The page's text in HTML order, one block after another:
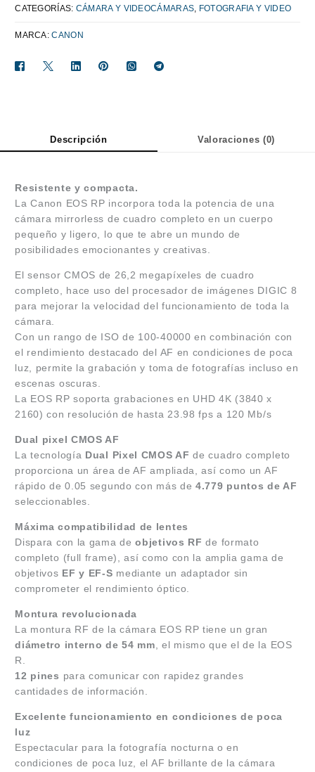
CATEGORÍAS: CÁMARA Y VIDEOCÁMARAS FOTOGRAFIA Y VIDEO
MARCA:CANON
Descripción Valoraciones (0)
Resistente y compacta.
La Canon EOS RP incorpora toda la potencia de una
cámara mirrorless de cuadro completo en un cuerpo
pequeño y ligero, lo que te abre un mundo de
posibilidades emocionantes y creativas.
El sensor CMOS de 26,2 megapíxeles de cuadro
completo, hace uso del procesador de imágenes DIGIC 8
para mejorar la velocidad del funcionamiento de toda la
cámara.
Con un rango de ISO de 100-40000 en combinación con
el rendimiento destacado del AF en condiciones de poca
luz, permite la grabación y toma de fotografías incluso en
escenas oscuras.
La EOS RP soporta grabaciones en UHD 4K (3840 x
2160) con resolución de hasta 23.98 fps a 120 Mb/s
Dual pixel CMOS AF
La tecnología Dual Pixel CMOS AF de cuadro completo
proporciona un área de AF ampliada, así como un AF
rápido de 0.05 segundo con más de4.779 puntos de AF
seleccionables.
Máxima compatibilidad de lentes
Dispara con la gama de objetivos RF de formato
completo (full frame), así como con la amplia gama de
objetivos EF y EF-S mediante un adaptador sin
comprometer el rendimiento óptico.
Montura revolucionada
La montura RF de la cámara EOS RP tiene un gran
diámetro interno de 54 mm , el mismo que el de la EOS
R.
12 pines para comunicar con rapidez grandes
cantidades de información.
Excelente funcionamiento en condiciones de poca
luz
Espectacular para la fotografía nocturna o en
condiciones de poca luz, el AF brillante de la cámara